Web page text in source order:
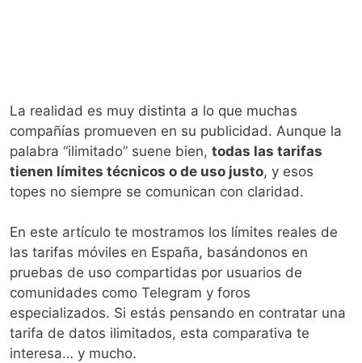
La realidad es muy distinta a lo que muchas
compañías promueven en su publicidad. Aunque la
palabra “ilimitado” suene bien, todas las tarifas
tienen límites técnicos o de uso justo, y esos
topes no siempre se comunican con claridad.
En este artículo te mostramos los límites reales de
las tarifas móviles en España, basándonos en
pruebas de uso compartidas por usuarios de
comunidades como Telegram y foros
especializados. Si estás pensando en contratar una
tarifa de datos ilimitados, esta comparativa te
interesa… y mucho.